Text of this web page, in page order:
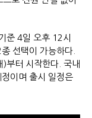
준 4일 오후 12시
선택이 가능하다.
부터 시작한다. 국내
이며 출시 일정은